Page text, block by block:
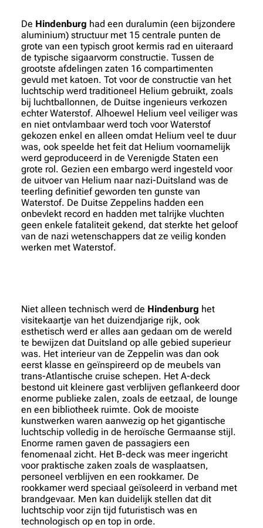
De Hindenburg had een duralumin (een bijzondere
aluminium) structuur met 15 centrale punten de
grote van een typisch groot kermis rad en uiteraard
de typische sigaarvorm constructie. Tussen de
grootste afdelingen zaten 16 compartimenten
gevuld met katoen. Tot voor de constructie van het
luchtschip werd traditioneel Helium gebruikt, zoals
bij luchtballonnen, de Duitse ingenieurs verkozen
echter Waterstof. Alhoewel Helium veel veiliger was
en niet ontvlambaar werd toch voor Waterstof
gekozen enkel en alleen omdat Helium veel te duur
was, ook speelde het feit dat Helium voornamelijk
werd geproduceerd in de Verenigde Staten een
grote rol. Gezien een embargo werd ingesteld voor
de uitvoer van Helium naar nazi-Duitsland was de
teerling definitief geworden ten gunste van
Waterstof. De Duitse Zeppelins hadden een
onbevlekt record en hadden met talrijke vluchten
geen enkele fataliteit gekend, dat sterkte het geloof
van de nazi wetenschappers dat ze veilig konden
werken met Waterstof.
Niet alleen technisch werd de Hindenburg het
visitekaartje van het duizendjarige rijk, ook
esthetisch werd er alles aan gedaan om de wereld
te bewijzen dat Duitsland op alle gebied superieur
was. Het interieur van de Zeppelin was dan ook
eerst klasse en geïnspireerd op de meubels van
trans-Atlantische cruise schepen. Het A-deck
bestond uit kleinere gast verblijven geflankeerd door
enorme publieke zalen, zoals de eetzaal, de lounge
en een bibliotheek ruimte. Ook de mooiste
kunstwerken waren aanwezig op het gigantische
luchtschip volledig in de heroïsche Germaanse stijl.
Enorme ramen gaven de passagiers een
fenomenaal zicht. Het B-deck was meer ingericht
voor praktische zaken zoals de wasplaatsen,
personeel verblijven en een rookkamer. De
rookkamer werd speciaal geïsoleerd in verband met
brandgevaar. Men kan duidelijk stellen dat dit
luchtschip voor zijn tijd futuristisch was en
technologisch op en top in orde.